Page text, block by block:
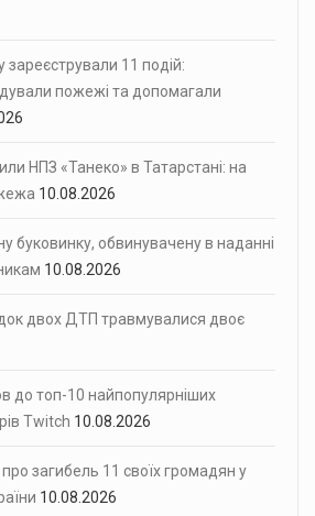
зареєстрували 11 подій:
пожежі та допомагали
НПЗ «Танеко» в Татарстані: на
10.08.2026
буковинку, обвинувачену в наданні
10.08.2026
двох ДТП травмувалися двоє
до топ-10 найпопулярніших
Twitch 10.08.2026
загибель 11 своїх громадян у
10.08.2026